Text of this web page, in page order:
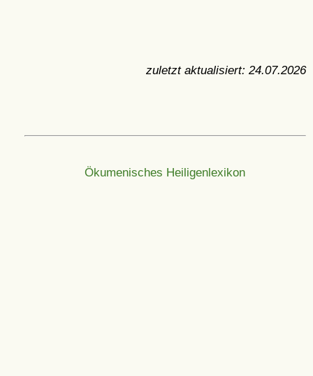
zuletzt aktualisiert: 24.07.2026
Ökumenisches Heiligenlexikon